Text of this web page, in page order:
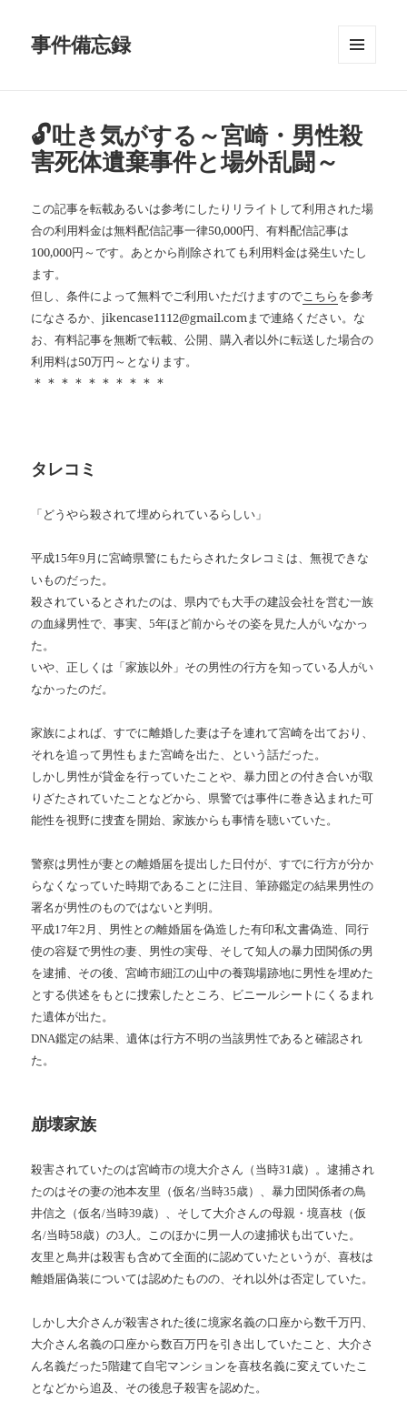
事件備忘録
ット
🔓吐き気がする～宮崎・男性殺
害死体遺棄事件と場外乱闘～
この記事を転載あるいは参考にしたりリライトして利用された場
合の利用料金は無料配信記事一律50,000円、有料配信記事は
100,000円～です。あとから削除されても利用料金は発生いたし
ます。
但し、条件によって無料でご利用いただけますのでこちらを参考
になさるか、jikencase1112@gmail.comまで連絡ください。な
お、有料記事を無断で転載、公開、購入者以外に転送した場合の
利用料は50万円～となります。
＊＊＊＊＊＊＊＊＊＊
タレコミ
「どうやら殺されて埋められているらしい」
平成15年9月に宮崎県警にもたらされたタレコミは、無視できな
いものだった。
殺されているとされたのは、県内でも大手の建設会社を営む一族
の血縁男性で、事実、5年ほど前からその姿を見た人がいなかっ
た。
いや、正しくは「家族以外」その男性の行方を知っている人がい
なかったのだ。
家族によれば、すでに離婚した妻は子を連れて宮崎を出ており、
それを追って男性もまた宮崎を出た、という話だった。
しかし男性が貸金を行っていたことや、暴力団との付き合いが取
りざたされていたことなどから、県警では事件に巻き込まれた可
能性を視野に捜査を開始、家族からも事情を聴いていた。
警察は男性が妻との離婚届を提出した日付が、すでに行方が分か
らなくなっていた時期であることに注目、筆跡鑑定の結果男性の
署名が男性のものではないと判明。
平成17年2月、男性との離婚届を偽造した有印私文書偽造、同行
使の容疑で男性の妻、男性の実母、そして知人の暴力団関係の男
を逮捕、その後、宮崎市細江の山中の養鶏場跡地に男性を埋めた
とする供述をもとに捜索したところ、ビニールシートにくるまれ
た遺体が出た。
DNA鑑定の結果、遺体は行方不明の当該男性であると確認され
た。
崩壊家族
殺害されていたのは宮崎市の境大介さん（当時31歳）。逮捕され
たのはその妻の池本友里（仮名/当時35歳）、暴力団関係者の鳥
井信之（仮名/当時39歳）、そして大介さんの母親・境喜枝（仮
名/当時58歳）の3人。このほかに男一人の逮捕状も出ていた。
友里と鳥井は殺害も含めて全面的に認めていたというが、喜枝は
離婚届偽装については認めたものの、それ以外は否定していた。
しかし大介さんが殺害された後に境家名義の口座から数千万円、
大介さん名義の口座から数百万円を引き出していたこと、大介さ
ん名義だった5階建て自宅マンションを喜枝名義に変えていたこ
となどから追及、その後息子殺害を認めた。